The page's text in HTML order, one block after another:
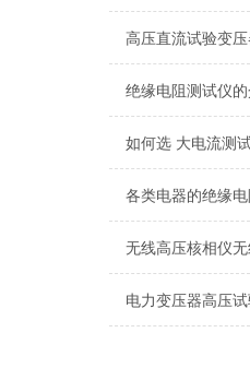
绝缘电阻测试仪
如何选 大电流测
各类电器的绝缘
电力变压器高压